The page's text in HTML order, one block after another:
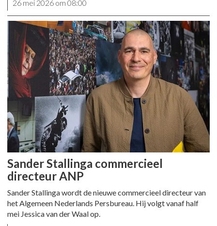
26 mei 2026 om 08:00
Sander Stallinga commercieel
directeur ANP
Sander Stallinga wordt de nieuwe commercieel directeur van
het Algemeen Nederlands Persbureau. Hij volgt vanaf half
mei Jessica van der Waal op.